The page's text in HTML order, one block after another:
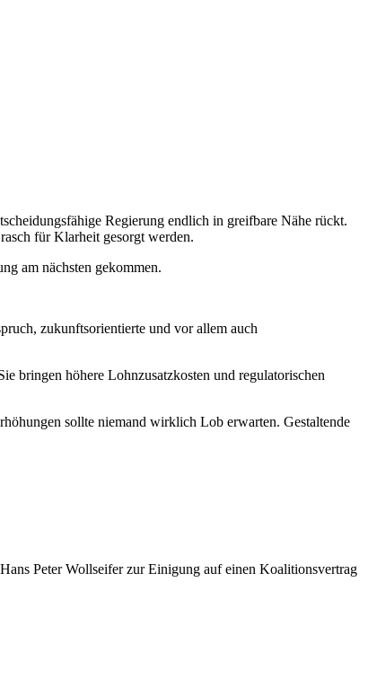
Regierung endlich in greifbare Nähe rückt.
für Klarheit gesorgt werden.
am nächsten gekommen.
zukunftsorientierte und vor allem auch
bringen höhere Lohnzusatzkosten und regulatorischen
sollte niemand wirklich Lob erwarten. Gestaltende
Peter Wollseifer zur Einigung auf einen Koalitionsvertrag